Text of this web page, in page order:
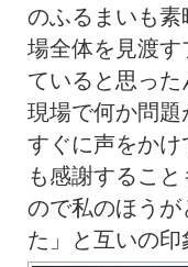
のふるまいも
場全体を見渡す
ていると思った
現場で何か問
すぐに声をか
も感謝するこ
ので私のほうが
た」と互いの印